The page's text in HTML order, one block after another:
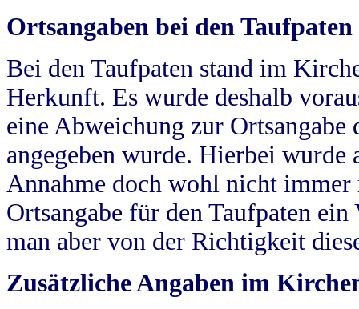
Ortsangaben bei den Taufpaten
Bei den Taufpaten stand im
Herkunft. Es wurde deshalb
eine Abweichung zur
angegeben wurde. Hierbei wurde
Annahme doch wohl nicht
Ortsangabe für den Taufpaten
man aber von der Richtigkeit
Zusätzliche Angaben im